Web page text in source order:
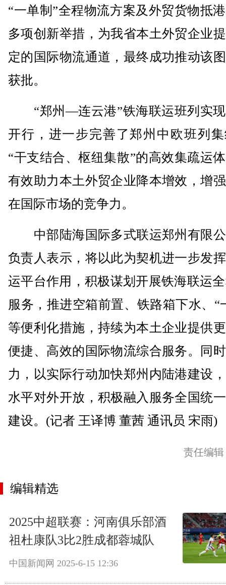
“一单制”全程物流方案及外贸货物抵
多项创新举措，为我省本土外贸企业
定的国际物流通道，最终成功推动该
获批。
“郑州—连云港”铁海联运班列实现
开行，进一步完善了郑州中欧班列
“干支结合、枢纽集散”的高效集疏运
有效助力本土外贸企业降本增效，增
在国际市场的竞争力。
中部陆海国际多式联运郑州有限
负责人表示，将以此为契机进一步发
运平台作用，积极谋划开展铁海联运
服务，推进空箱前置、铁路箱下水、“
等便利化措施，持续为本土企业提供
便捷、高效的国际物流综合服务。同
力，以实际行动加快郑州内陆港建设
水平对外开放，积极融入服务全国统
建设。(记者 王译博 董茜 通讯员 宋雨)
责任编
编辑精选
2025中超联赛：河南俱乐部酒
祖杜康队3比2胜成都蓉城队
中国新闻网 2025-6-15 12:36